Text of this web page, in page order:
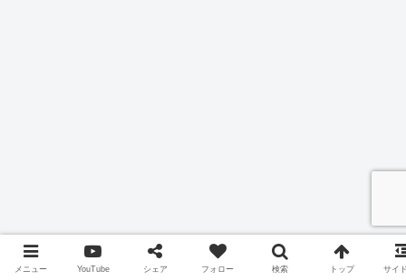
メニュー YouTube シェア フォロー 検索 トップ サイ